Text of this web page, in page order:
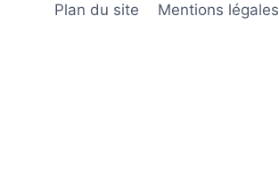
Plan du site Mentions légales